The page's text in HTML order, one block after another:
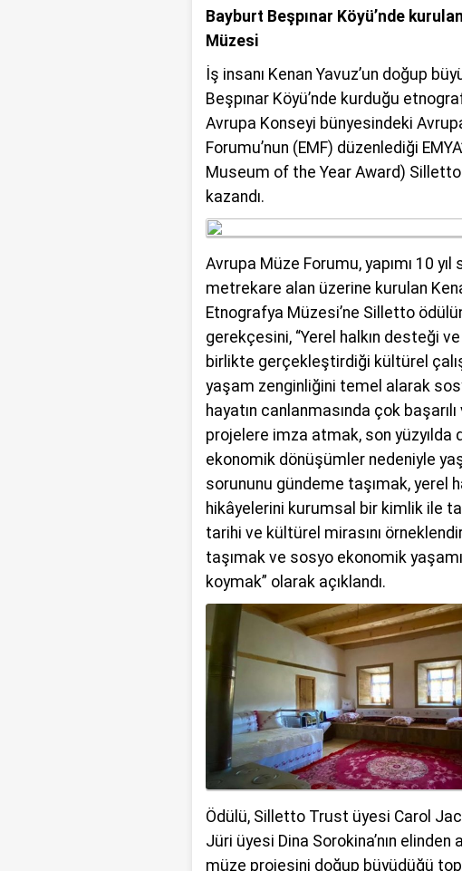
Bayburt Beşpınar Köyü’nde
Müzesi
İş insanı Kenan Yavuz’un doğup
Beşpınar Köyü’nde kurduğu
Avrupa Konseyi bünyesindeki
Forumu’nun (EMF) düzenlediği
Museum of the Year Award)
kazandı.
Avrupa Müze Forumu, yapımı 10 yıl
metrekare alan üzerine kurulan
Etnografya Müzesi’ne Silletto
gerekçesini, “Yerel halkın desteği ve
birlikte gerçekleştirdiği kültürel
yaşam zenginliğini temel alarak
hayatın canlanmasında çok
projelere imza atmak, son yüzyılda
ekonomik dönüşümler nedeniyle
sorununu gündeme taşımak, yerel
hikâyelerini kurumsal bir kimlik ile
tarihi ve kültürel mirasını
taşımak ve sosyo ekonomik
koymak” olarak açıklandı.
Ödülü, Silletto Trust üyesi Carol
Jüri üyesi Dina Sorokina’nın elinden
müze projesini doğup büyüdüğü